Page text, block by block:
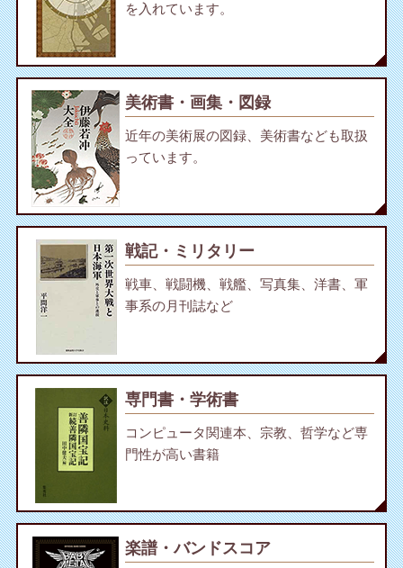
を入れています。
美術書・画集・図録
近年の美術展の図録、美術書なども取扱
っています。
戦記・ミリタリー
戦車、戦闘機、戦艦、写真集、洋書、軍
事系の月刊誌など
専門書・学術書
コンピュータ関連本、宗教、哲学など専
門性が高い書籍
楽譜・バンドスコア